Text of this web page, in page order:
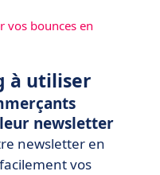
vos bounces en
à utiliser
newsletter
newsletter en
vos